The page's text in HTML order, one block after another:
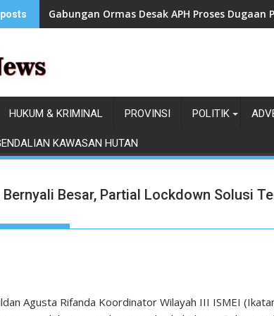
Gabungan Ormas Desak APH Proses Dugaan
HUKUM & KRIMINAL PROVINSI POLITIK
KAWASAN HUTAN
Besar, Partial Lockdown Solusi
Agusta Rifanda Koordinator Wilayah III ISMEI